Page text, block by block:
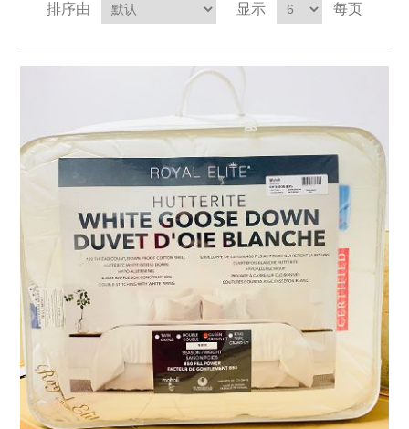
排序由 显示 每页